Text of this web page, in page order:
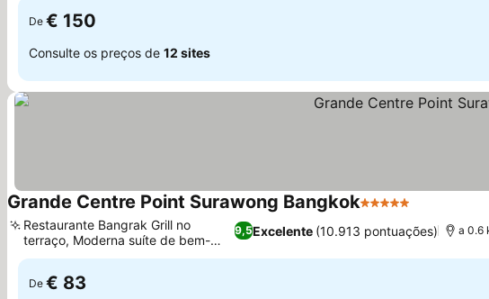
De € 150
Consulte os preços de 12 sites
Grande Centre Point Surawong Bangkok5 Estrelas
9,5Excelente (10.913 pontuações)
Restaurante Bangrak Grill no
terraço, Moderna suíte de bem-
estar e sauna
a 0.6
De € 83